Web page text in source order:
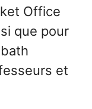
Office
que pour
et